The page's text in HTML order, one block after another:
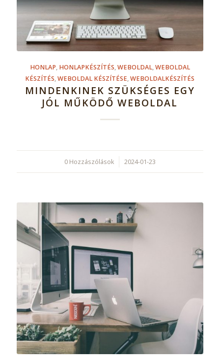
HONLAP, HONLAPKÉSZÍTÉS,WEBOLDAL,WEBOLDAL
KÉSZÍTÉS,WEBOLDAL KÉSZÍTÉSE,WEBOLDALKÉSZÍTÉS
MINDENKINEK SZÜKSÉGES EGY
JÓL MŰKÖDŐ WEBOLDAL
0 Hozzászólások
/ 2024-01-23